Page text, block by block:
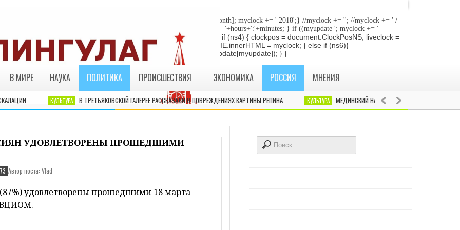
return; } //Date-Time if (StyleDate) { myclock = ''; myclock += '
myclock += DaysOfWeek[day]+', '+mday+mn+' '+MonthsOfYear[month]; myclock += ' 2018';} //myclock += ''; //myclock += ' /
{ myclock += ''+hours+':'+minutes; } if (DisplayDate) { myclock += ' | '+hours+':'+minutes; } if ((myupdate '; myclock += '
return; } //end edit by RBO Team // Write the clock to the layer: if (ns4) { clockpos = document.ClockPosNS; liveclock =
liveclock.document.close(); } else if (ie4) { LiveClockIE.innerHTML = myclock; } else if (ns6){
myclock; } if (myupdate != 0) { setTimeout("show_clock()",ClockUpdate[myupdate]); } }
В МИРЕ НАУКА ПОЛИТИКА ПРОИСШЕСТВИЯ ЭКОНОМИКА РОССИЯ МНЕНИЯ
КУЛЬТУРА В ТРЕТЬЯКОВСКОЙ ГАЛЕРЕЕ РАССКАЗАЛИ О ПОВРЕЖДЕНИЯХ КАРТИНЫ РЕПИНА КУЛЬТУРА МЕДИНСКИЙ НАЗВАЛ «НЕПРИЛИЧНЫМИ» ЖАЛОБЫ
УДОВЛЕТВОРЕНЫ ПРОШЕДШИМИ
73 Автор поста: Vlad
удовлетворены прошедшими 18 марта
ВЦИОМ.